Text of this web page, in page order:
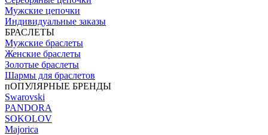
Мужские цепочки
Индивидуальные заказы
БРАСЛЕТЫ
Мужские браслеты
Женские браслеты
Золотые браслеты
Шармы для браслетов
пОПУЛЯРНЫЕ БРЕНДЫ
Swarovski
PANDORA
SOKOLOV
Majorica